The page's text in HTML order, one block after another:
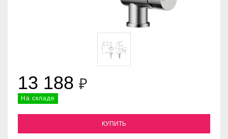
13 188 ₽
На складе
КУПИТЬ